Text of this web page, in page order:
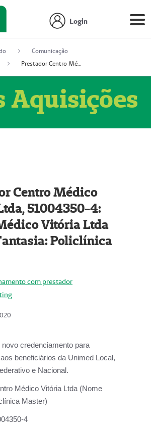
Login
Comunicação
Prestador Centro Médico Vitória Ltda, 51004350-4: Centro Médico Vitória Ltda (Nome Fantasia: Policlínica Master)
Aquisições
Centro Médico
51004350-4:
Vitória Ltda
Policlínica
com prestador
novo credenciamento para
beneficiários da Unimed Local,
e Nacional.
Médico Vitória Ltda (Nome
Master)
4